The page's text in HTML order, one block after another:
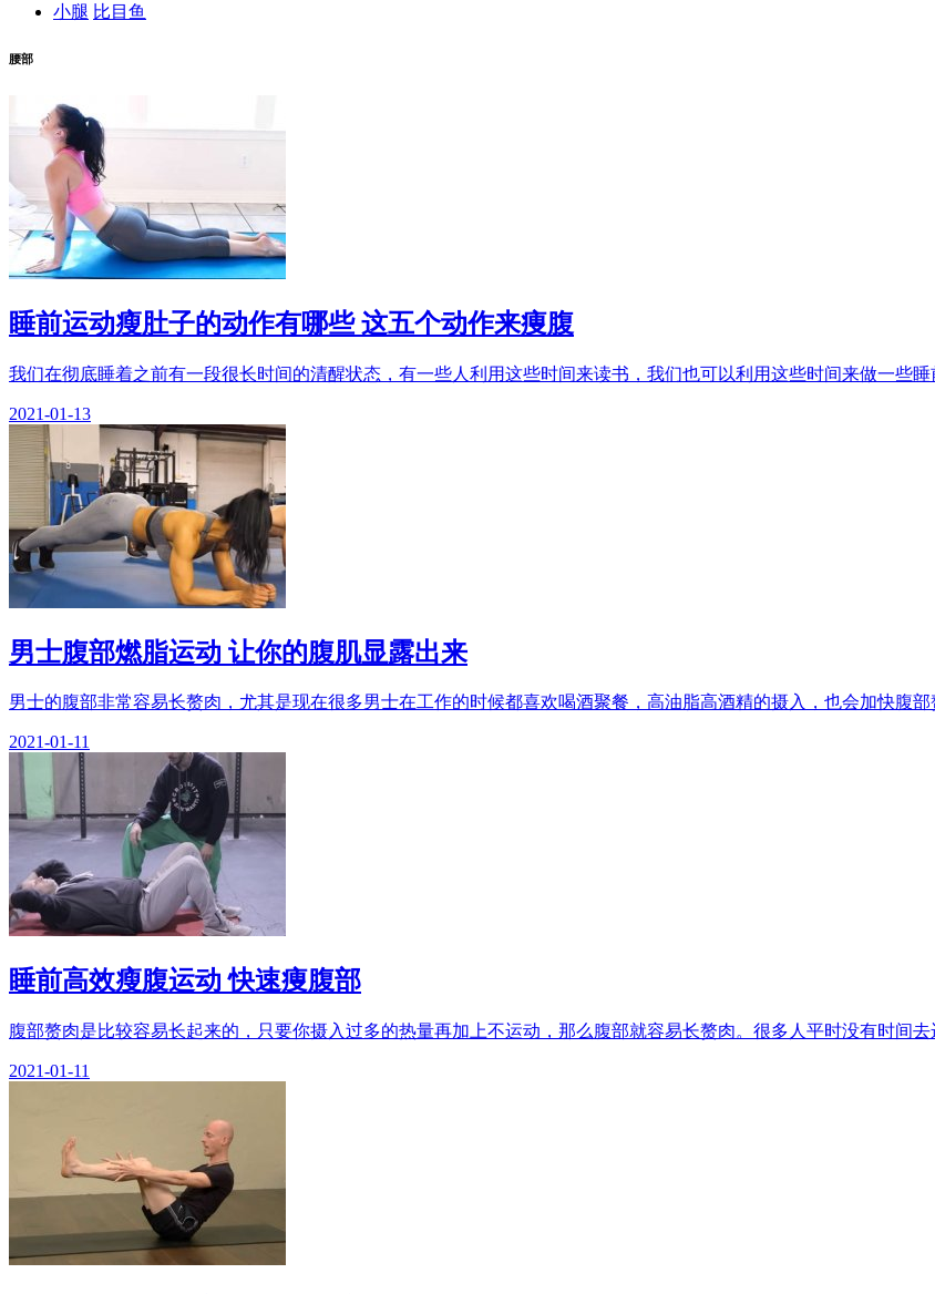
小腿 比目鱼
腰部
睡前运动瘦肚子的动作有哪些 这五个动作来痩腹
我们在彻底睡着之前有一段很长时间的清醒状态，有一些人利用这些时间来读书，我们也可以利用这些时间来做一些
2021-01-13
男士腹部燃脂运动 让你的腹肌显露出来
男士的腹部非常容易长赘肉，尤其是现在很多男士在工作的时候都喜欢喝酒聚餐，高油脂高酒精的摄入，也会加快腹
2021-01-11
睡前高效瘦腹运动 快速痩腹部
腹部赘肉是比较容易长起来的，只要你摄入过多的热量再加上不运动，那么腹部就容易长赘肉。很多人平时没有时间
2021-01-11